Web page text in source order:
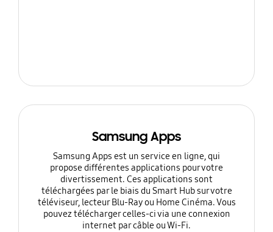
Samsung Apps
Samsung Apps est un service en ligne, qui
propose différentes applications pour votre
divertissement. Ces applications sont
téléchargées par le biais du Smart Hub sur votre
téléviseur, lecteur Blu-Ray ou Home Cinéma. Vous
pouvez télécharger celles-ci via une connexion
internet par câble ou Wi-Fi.